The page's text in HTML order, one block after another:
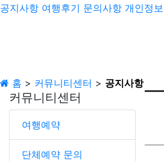
공지사항 여행후기 문의사항 개인정
홈 > 커뮤니티센터 > 공지사항
커뮤니티센터
여행예약
단체예약 문의